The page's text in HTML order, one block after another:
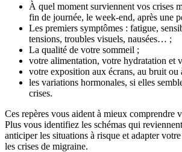
À quel moment surviennent vos crises
fin de journée, le week-end, après une
Les premiers symptômes : fatigue,
tensions, troubles visuels, nausées… ;
La qualité de votre sommeil ;
votre alimentation, votre hydratation et
votre exposition aux écrans, au bruit ou
les variations hormonales, si elles
crises.
Ces repères vous aident à mieux comprendre
Plus vous identifiez les schémas qui
anticiper les situations à risque et adapter
les crises de migraine.